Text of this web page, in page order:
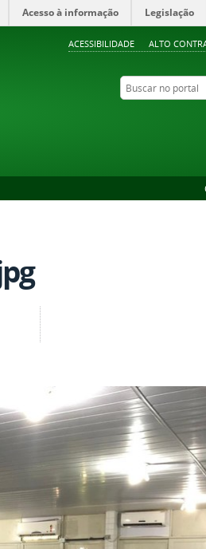
ACESSIBILIDADE ALTO
Acesso à informação Legislação
Buscar no portal